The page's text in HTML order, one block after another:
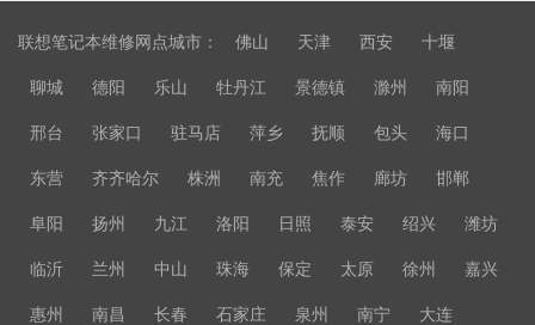
联想笔记本维修网点城市： 佛山 天津 西安 十堰
聊城 德阳 乐山 牡丹江 景德镇 滁州 南阳
邢台 张家口 驻马店 萍乡 抚顺 包头 海口
东营 齐齐哈尔 株洲 南充 焦作 廊坊 邯郸
阜阳 扬州 九江 洛阳 日照 泰安 绍兴 潍坊
临沂 兰州 中山 珠海 保定 太原 徐州 嘉兴
惠州 南昌 长春 石家庄 泉州 南宁 大连